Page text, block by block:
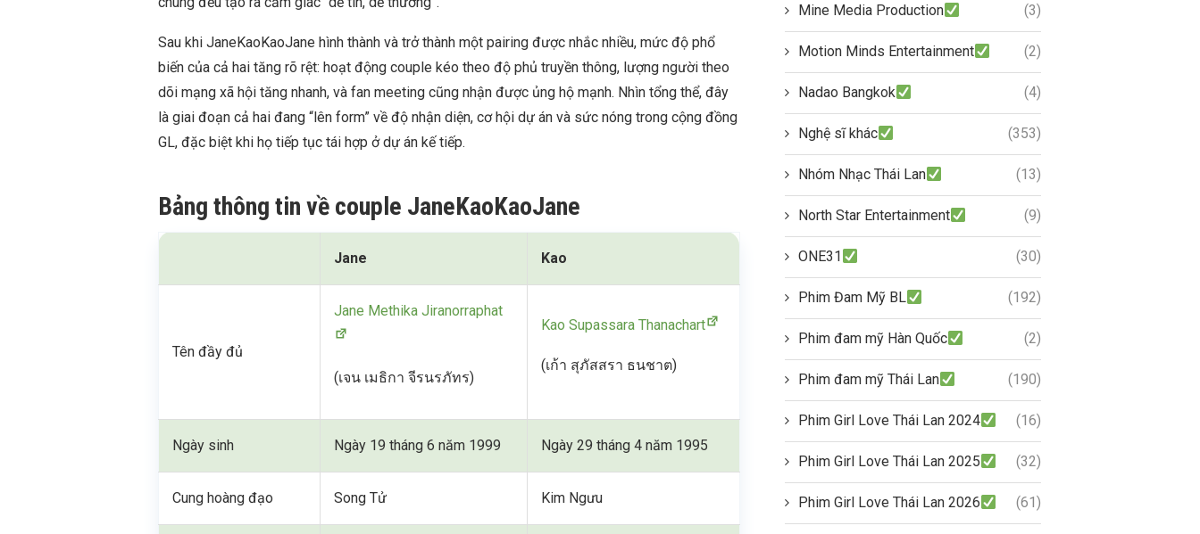
Sau khi JaneKaoKaoJane hình thành và trở thành một pairing được nhắc nhiều, mức độ phổ
biến của cả hai tăng rõ rệt: hoạt động couple kéo theo độ phủ truyền thông, lượng người theo
dõi mạng xã hội tăng nhanh, và fan meeting cũng nhận được ủng hộ mạnh. Nhìn tổng thể, đây
là giai đoạn cả hai đang “lên form” về độ nhận diện, cơ hội dự án và sức nóng trong cộng đồng
GL, đặc biệt khi họ tiếp tục tái hợp ở dự án kế tiếp.
Bảng thông tin về couple JaneKaoKaoJane
Jane Kao
Tên đầy đủ
Jane Methika Jiranorraphat
(เจน เมธิกา จีรนรภัทร)
Kao Supassara Thanachart
(เก้า สุภัสสรา ธนชาต)
Ngày sinh Ngày 19 tháng 6 năm 1999 Ngày 29 tháng 4 năm 1995
Cung hoàng đạo Song Tử Kim Ngưu
Mine Media Production (3)
Motion Minds Entertainment (2)
Nadao Bangkok (4)
Nghệ sĩ khác (353)
Nhóm Nhạc Thái Lan (13)
North Star Entertainment (9)
ONE31 (30)
Phim Đam Mỹ BL (192)
Phim đam mỹ Hàn Quốc (2)
Phim đam mỹ Thái Lan (190)
Phim Girl Love Thái Lan 2024 (16)
Phim Girl Love Thái Lan 2025 (32)
Phim Girl Love Thái Lan 2026 (61)